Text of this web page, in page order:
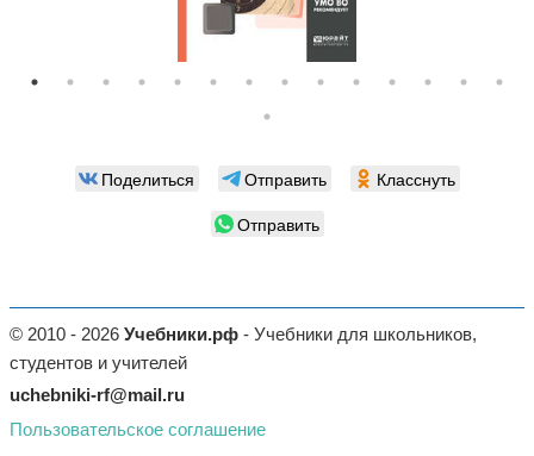
Поделиться Отправить
Класснуть
Отправить
© 2010 - 2026 Учебники.рф - Учебники для школьников,
студентов и учителей
uchebniki-rf@mail.ru
Пользовательское соглашение